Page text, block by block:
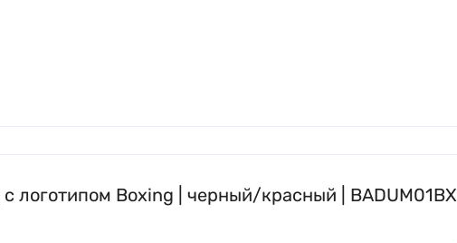
логотипом Boxing | черный/красный | BADUM01BX